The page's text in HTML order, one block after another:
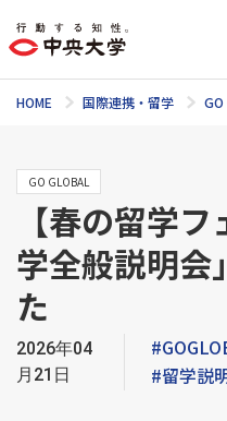
HOME 国際連携・留学 GO
GO GLOBAL
【春の留学
学全般説明会
た
2026年04
月21日
#留学説